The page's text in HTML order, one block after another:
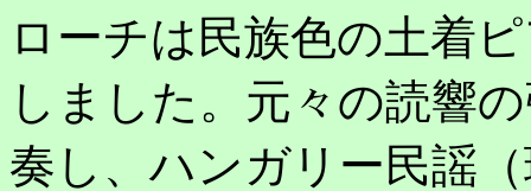
ローチは民族色の土着
しました。元々の読響
奏し、ハンガリー民謡